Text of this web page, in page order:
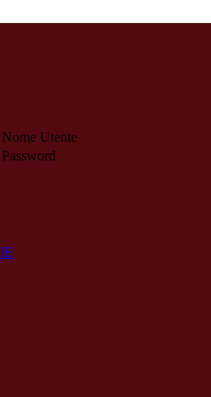
Nome Utente
Password